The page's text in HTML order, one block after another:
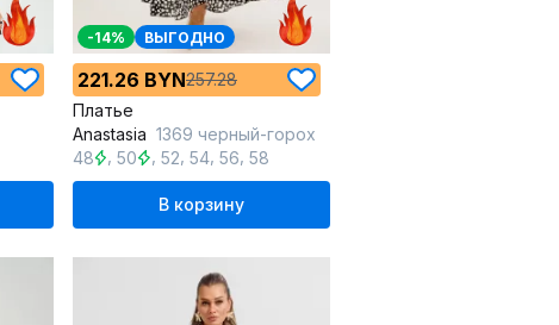
-14% ВЫГОДНО
221.26 BYN257.28
Платье
Anastasia 1369 черный-горох
48
,50 52 54 56 58
В корзину